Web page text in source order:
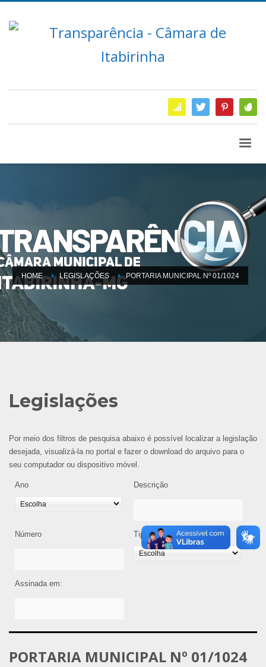
HOME LEGISLAÇÕES PORTARIA MUNICIPAL Nº 01/1024
Legislações
Por meio dos filtros de pesquisa abaixo é possível localizar a legislação
desejada, visualizá-la no portal e fazer o download do arquivo para o
seu computador ou dispositivo móvel.
Ano Descrição
Número Tipo de Legislação
Assinada em:
PORTARIA MUNICIPAL Nº 01/1024